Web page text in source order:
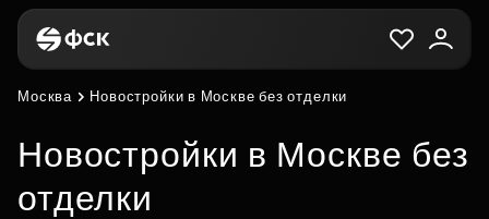
Москва Новостройки в Москве без отделки
Новостройки в Москве без
отделки